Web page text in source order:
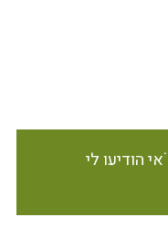
הודיעו לי